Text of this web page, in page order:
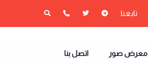
تابعنا
معرض صور اتصل بنا